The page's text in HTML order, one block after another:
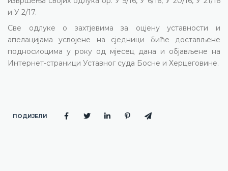
и У 2/17.
Све одлуке о захтјевима за оцјену уставности и
апелацијама усвојене на сједници биће достављене
подносиоцима у року од мјесец дана и објављене на
Интернет-страници Уставног суда Босне и Херцеговине.
ПОДИЈЕЛИ